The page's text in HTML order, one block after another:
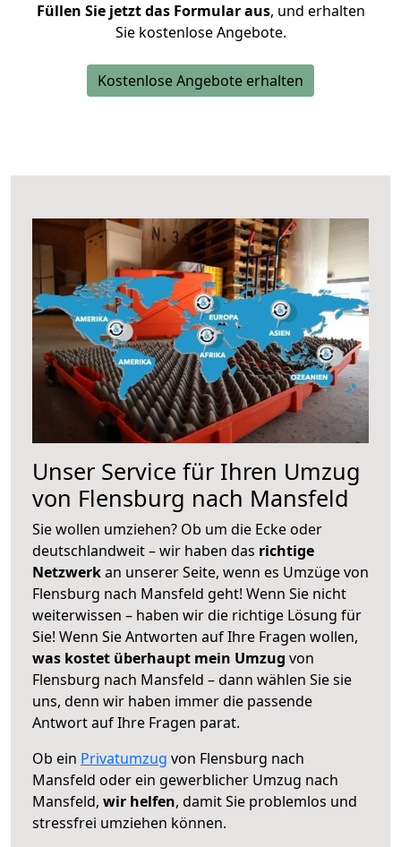
Füllen Sie jetzt das Formular aus, und erhalten
Sie kostenlose Angebote.
Kostenlose Angebote erhalten
Unser Service für Ihren Umzug
von Flensburg nach Mansfeld
Sie wollen umziehen? Ob um die Ecke oder
deutschlandweit – wir haben das richtige
Netzwerkan unserer Seite, wenn es Umzüge von
Flensburg nach Mansfeld geht! Wenn Sie nicht
weiterwissen – haben wir die richtige Lösung für
Sie! Wenn Sie Antworten auf Ihre Fragen wollen,
was kostet überhaupt mein Umzug von
Flensburg nach Mansfeld – dann wählen Sie sie
uns, denn wir haben immer die passende
Antwort auf Ihre Fragen parat.
Ob ein Privatumzug von Flensburg nach
Mansfeld oder ein gewerblicher Umzug nach
Mansfeld, wir helfen, damit Sie problemlos und
stressfrei umziehen können.